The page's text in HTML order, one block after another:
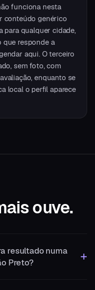
funciona nesta
conteúdo genérico
para qualquer cidade,
que responde a
aqui. O terceiro
sem foto, com
enquanto se
local o perfil aparece
ouve.
resultado numa
Preto?